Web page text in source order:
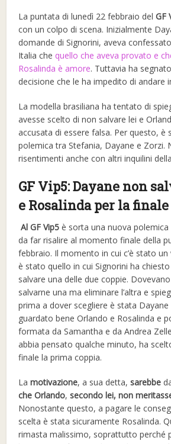
La puntata di lunedì 22 febbraio delGF
con un colpo di scena. Inizialmente
domande di Signorini, aveva
Italia chequello che aveva provato e
Rosalinda è amore. Tuttavia ha
decisione che le ha impedito di andare
La modella brasiliana ha tentato di
avesse scelto di non salvare lei e
accusata di essere falsa. Per questo, è
polemica tra Stefania, Dayane e Zorzi.
risentimenti anche con altri inquilini
GF Vip5: Dayane non
e Rosalinda per la finale
Al GF Vip5 è sorta una nuova
da far risalire al momento finale della
febbraio. Il momento in cui c’è stato
è stato quello in cui Signorini ha
salvare una delle due coppie.
salvarne una ma eliminare l’altra e
prima a dover scegliere è stata
guardato bene Orlando e Rosalinda e
formata da Samantha e da Andrea
abbia pensato qualche minuto, ha
finale la prima coppia.
Lamotivazione, a sua detta,sarebbe
che Orlando,secondo lei, non
Nonostante questo, a pagare le
scelta è stata sicuramente Rosalinda.
rimasta malissimo, soprattutto perché